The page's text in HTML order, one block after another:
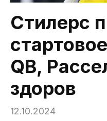
Стилерс
QB,
здоров
12.10.2024